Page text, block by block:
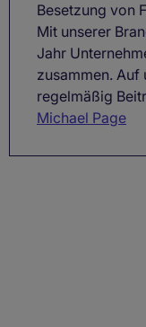
Besetzung von
Mit unserer
Jahr
zusammen. Auf
regelmäßig
Michael Page